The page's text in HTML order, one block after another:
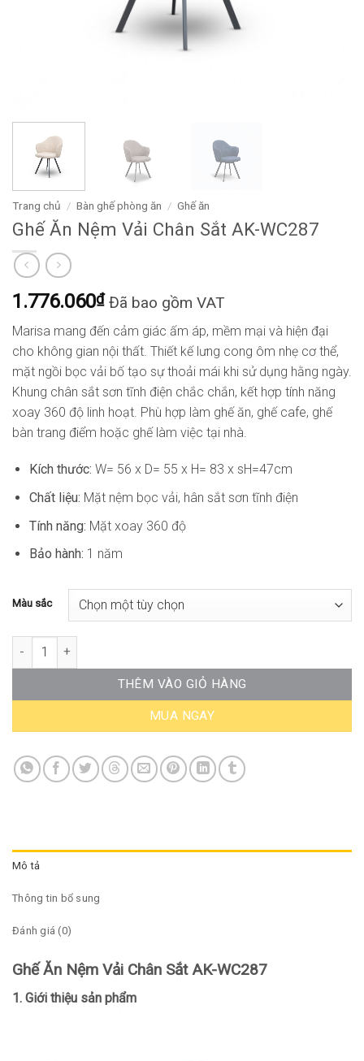
Trang chủ / Bàn ghế phòng ăn / Ghế ăn
Ghế Ăn Nệm Vải Chân Sắt AK-WC287
1.776.060₫ Đã bao gồm VAT
Marisa mang đến cảm giác ấm áp, mềm mại và hiện đại
cho không gian nội thất. Thiết kế lưng cong ôm nhẹ cơ thể,
mặt ngồi bọc vải bố tạo sự thoải mái khi sử dụng hằng ngày.
Khung chân sắt sơn tĩnh điện chắc chắn, kết hợp tính năng
xoay 360 độ linh hoạt. Phù hợp làm ghế ăn, ghế cafe, ghế
bàn trang điểm hoặc ghế làm việc tại nhà.
Kích thước: W= 56 x D= 55 x H= 83 x sH=47cm
Chất liệu: Mặt nệm bọc vải, hân sắt sơn tĩnh điện
Tính năng: Mặt xoay 360 độ
Bảo hành: 1 năm
Màu sắc
Ghế Ăn Nệm Vải Chân Sắt AK-WC287 số lượng
THÊM VÀO GIỎ HÀNG
MUA NGAY
Mô tả
Thông tin bổ sung
Đánh giá (0)
Ghế Ăn Nệm Vải Chân Sắt AK-WC287
1. Giới thiệu sản phẩm